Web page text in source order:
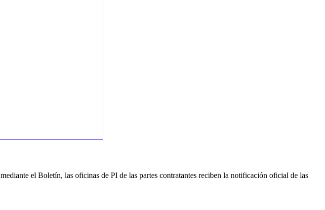
mediante el Boletín, las oficinas de PI de las partes contratantes reciben la notificación oficial de las